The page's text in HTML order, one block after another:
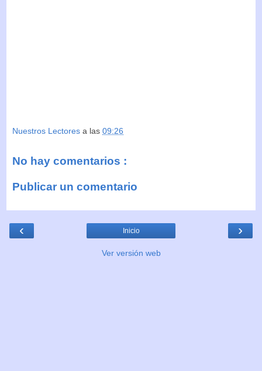
Nuestros Lectores a las 09:26
No hay comentarios :
Publicar un comentario
‹ ›
Inicio
Ver versión web